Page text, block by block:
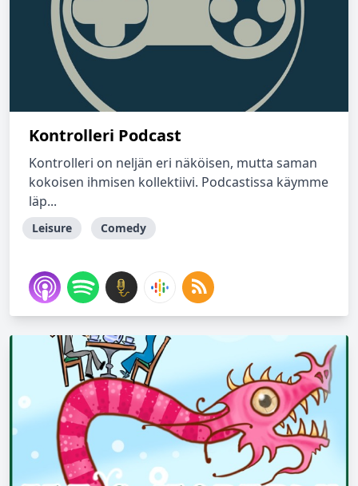
Kontrolleri Podcast
Kontrolleri on neljän eri näköisen, mutta saman
kokoisen ihmisen kollektiivi. Podcastissa käymme
läp...
Leisure Comedy